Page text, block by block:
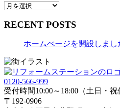
RECENT POSTS
ホームぺージを開設しまし
0120-566-999
受付時間10:00～18:00（土日・祝
〒192-0906